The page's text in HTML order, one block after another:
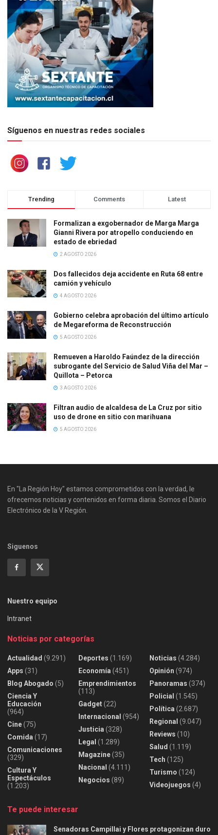
Síguenos en nuestras redes sociales
Trending Comments Latest
Formalizan a exgobernador de Marga Marga
Gianni Rivera por atropello conduciendo en
estado de ebriedad
2 AGOSTO 2026
Dos fallecidos deja accidente en Ruta 68 entre
camión y vehículo
4 AGOSTO 2026
Gobierno celebra aprobación del último artículo
de Megareforma de Reconstrucción
5 AGOSTO 2026
Remueven a Haroldo Faúndez de la dirección
subrogante del Servicio de Salud Viña del Mar –
Quillota – Petorca
3 AGOSTO 2026
Filtran audio de alcaldesa de La Cruz por sitio
uso de drone en sitio con marihuana
5 AGOSTO 2026
En "La Región Hoy" estamos comprometidos con la verdad, le
ofrecemos noticias y contenidos en forma diaria. Somos el Diario
Electrónico de la V Región.
Siguenos
Nuestro equipo
Intranet
Noticias por categorías
Actualidad (9.291)
Apps (31)
Blog Abogado (5)
Ciencia Y
Educación
(964)
Cine(75)
Comida (17)
Comunicaciones
(329)
Cultura Y
Espectáculos
(1.203)
Deportes (1.169)
Economía (451)
Emprendimientos
(113)
Gadget(22)
Internacional (954)
Justicia (328)
Legal (1.289)
Magazine(35)
Nacional (4.111)
Negocios (89)
Noticias (4.284)
Opinión (974)
Panoramas (374)
Policial (1.545)
Política (2.687)
Regional (9.047)
Reviews (10)
Salud (1.119)
Tech (125)
Turismo (124)
Videojuegos (4)
Te puede interesar
Senadoras Campillai y Flores protagonizan duro